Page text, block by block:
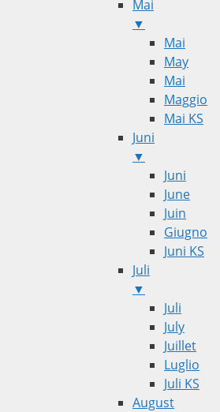
Mai
▼
Mai
May
Mai
Maggio
Mai KS
Juni
▼
Juni
June
Juin
Giugno
Juni KS
Juli
▼
Juli
July
Juillet
Luglio
Juli KS
August